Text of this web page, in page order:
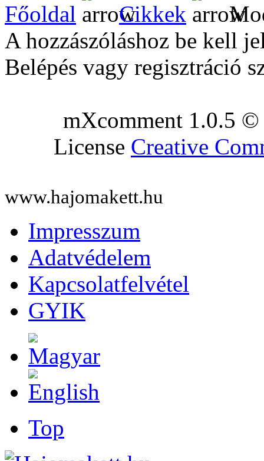
Főoldal Cikkek
A hozzászóláshoz be kell
Belépés vagy regisztráció
mXcomment 1.0.5
License Creative
www.hajomakett.hu
Impresszum
Adatvédelem
Kapcsolatfelvétel
GYIK
Top